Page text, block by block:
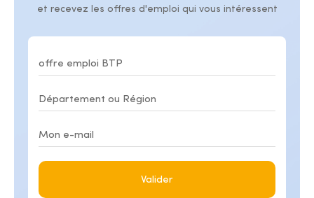
et recevez les offres d'emploi qui vous intéressent
Valider